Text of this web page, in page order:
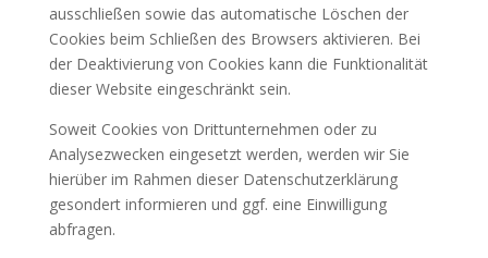
ausschließen sowie das automatische Löschen der
Cookies beim Schließen des Browsers aktivieren. Bei
der Deaktivierung von Cookies kann die Funktionalität
dieser Website eingeschränkt sein.
Soweit Cookies von Drittunternehmen oder zu
Analysezwecken eingesetzt werden, werden wir Sie
hierüber im Rahmen dieser Datenschutzerklärung
gesondert informieren und ggf. eine Einwilligung
abfragen.